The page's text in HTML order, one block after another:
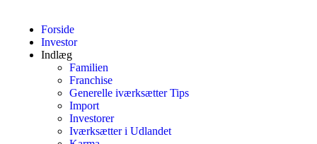
Forside
Investor
Indlæg
Familien
Franchise
Generelle iværksætter Tips
Import
Investorer
Iværksætter i Udlandet